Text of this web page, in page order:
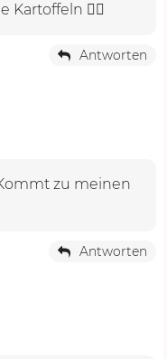
Kartoffeln 👍🏻
Antworten
zu meinen
Antworten